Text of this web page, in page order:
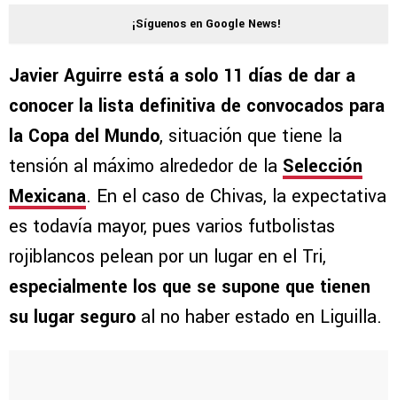
¡Síguenos en Google News!
Javier Aguirre está a solo 11 días de dar a
conocer la lista definitiva de convocados para
la Copa del Mundo, situación que tiene la
tensión al máximo alrededor de la Selección
Mexicana. En el caso de Chivas, la expectativa
es todavía mayor, pues varios futbolistas
rojiblancos pelean por un lugar en el Tri,
especialmente los que se supone que tienen
su lugar seguro al no haber estado en Liguilla.